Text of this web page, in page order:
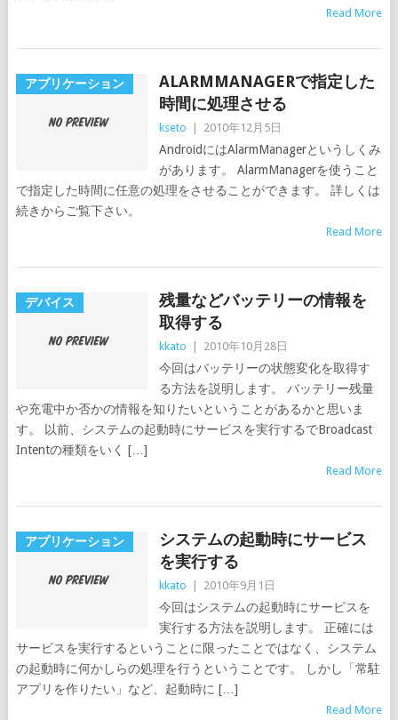
Read More
アプリケーション
ALARMMANAGERで指定した
時間に処理させる
kseto 2010年12月5日
AndroidにはAlarmManagerというしくみ
があります。 AlarmManagerを使うこと
で指定した時間に任意の処理をさせることができます。 詳しくは
続きからご覧下さい。
Read More
デバイス
残量などバッテリーの情報を
取得する
kkato 2010年10月28日
今回はバッテリーの状態変化を取得す
る方法を説明します。 バッテリー残量
や充電中か否かの情報を知りたいということがあるかと思いま
す。 以前、システムの起動時にサービスを実行するでBroadcast
Intentの種類をいく […]
Read More
アプリケーション
システムの起動時にサービス
を実行する
kkato 2010年9月1日
今回はシステムの起動時にサービスを
実行する方法を説明します。 正確には
サービスを実行するということに限ったことではなく、システム
の起動時に何かしらの処理を行うということです。 しかし「常駐
アプリを作りたい」など、起動時に […]
Read More